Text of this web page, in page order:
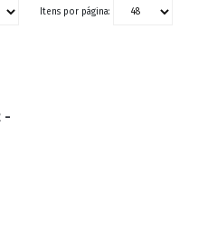
Itens por página:
-